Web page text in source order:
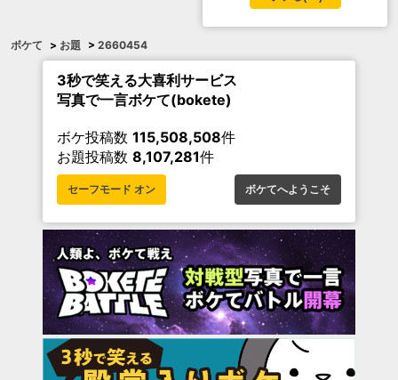
ボケて > お題 > 2660454
3秒で笑える大喜利サービス
写真で一言ボケて(bokete)
ボケ投稿数 115,508,508件
お題投稿数 8,107,281件
セーフモード オン ボケてへようこそ